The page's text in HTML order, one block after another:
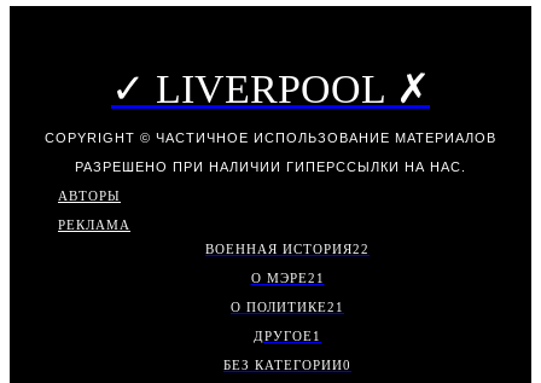
✓ LIVERPOOL ✗
COPYRIGHT © ЧАСТИЧНОЕ ИСПОЛЬЗОВАНИЕ МАТЕРИАЛОВ
РАЗРЕШЕНО ПРИ НАЛИЧИИ ГИПЕРССЫЛКИ НА НАС.
АВТОРЫ
РЕКЛАМА
ВОЕННАЯ ИСТОРИЯ22
О МЭРЕ21
О ПОЛИТИКЕ21
ДРУГОЕ1
БЕЗ КАТЕГОРИИ0